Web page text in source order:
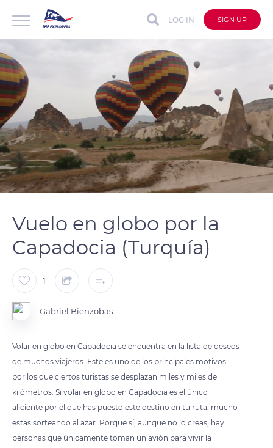
LOG IN SIGN UP
Unmute Loaded:
100.00%
Captions
Vuelo en globo por la
Capadocia (Turquía)
1
Gabriel Bienzobas
Volar en globo en Capadocia se encuentra en la lista de deseos
de muchos viajeros. Este es uno de los principales motivos
por los que ciertos turistas se desplazan miles y miles de
kilómetros. Si volar en globo en Capadocia es el único
aliciente por el que has puesto este destino en tu ruta, mucho
estás sorteando al azar. Porque sí, aunque no lo creas, hay
personas que únicamente toman un avión para vivir la